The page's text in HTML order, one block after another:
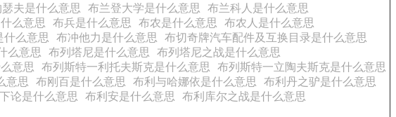
夫是什么意思 布兰登大学是什么意思
布兰科人是什么意思
么意思 布兵是什么意思 布农是什么意思
布农人是什么意思
什么意思 布冲他力是什么意思
布切奇牌汽车配件及互换目录是什么意思
么意思 布列塔尼是什么意思
布列塔尼之战是什么意思
意思 布列斯特一利托夫斯克是什么意思
布列斯特一立陶夫斯克是什么意思
意思 布刚百是什么意思 布利与哈娜依是什么意思
布利丹之驴是什么意思
论是什么意思 布利安是什么意思
布利库尔之战是什么意思